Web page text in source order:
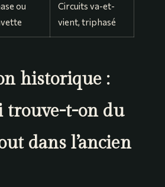
ou
Circuits va-et-
vient, triphasé
historique :
trouve-t-on du
dans l’ancien